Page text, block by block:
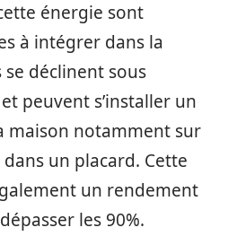
énergie sont
à intégrer dans la
déclinent sous
peuvent s’installer un
maison notamment sur
un placard. Cette
un rendement
les 90%.